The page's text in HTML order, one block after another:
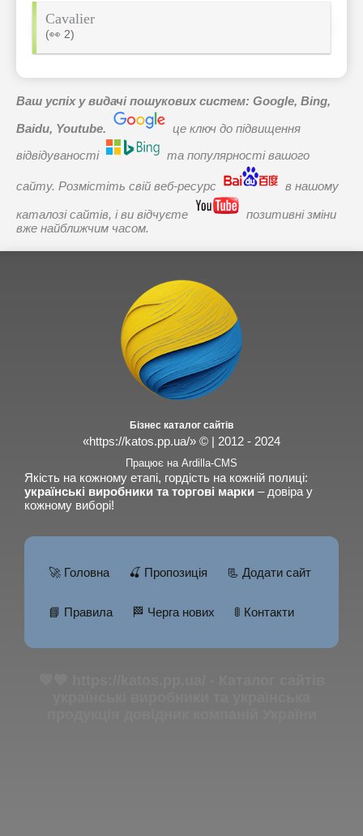
Cavalier
(👀 2)
Ваш успіх у видачі пошукових систем: Google, Bing,
Baidu, Youtube.
це ключ до підвищення
відвідуваності
та популярності вашого
сайту. Розмістіть свій веб-ресурс в нашому
каталозі сайтів, і ви відчуєте
позитивні зміни
вже найближчим часом.
Бізнес каталог сайтів
«https://katos.pp.ua/» © | 2012 - 2024
Працює на Ardilla-CMS
Якість на кожному етапі, гордість на кожній полиці:
українські виробники та торгові марки – довіра у
кожному виборі!
🚀 Головна 🍒 Пропозиція 📃 Додати сайт
📘 Правила 🏁 Черга нових 🚦 Контакти